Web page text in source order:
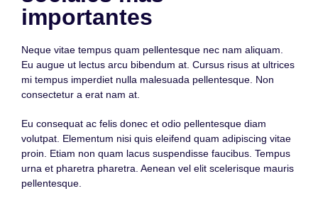
importantes
Neque vitae tempus quam pellentesque nec nam aliquam.
Eu augue ut lectus arcu bibendum at. Cursus risus at ultrices
mi tempus imperdiet nulla malesuada pellentesque. Non
consectetur a erat nam at.
Eu consequat ac felis donec et odio pellentesque diam
volutpat. Elementum nisi quis eleifend quam adipiscing vitae
proin. Etiam non quam lacus suspendisse faucibus. Tempus
urna et pharetra pharetra. Aenean vel elit scelerisque mauris
pellentesque.